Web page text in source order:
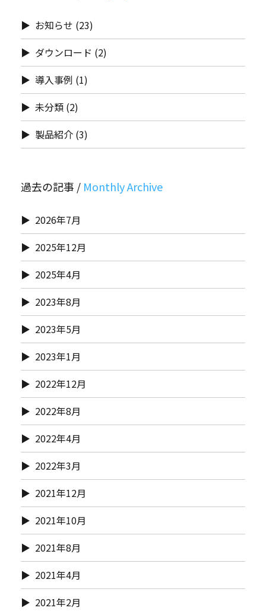
お知らせ (23)
ダウンロード (2)
導入事例 (1)
未分類 (2)
製品紹介 (3)
過去の記事 /
2026年7月
2025年12月
2025年4月
2023年8月
2023年5月
2023年1月
2022年12月
2022年8月
2022年4月
2022年3月
2021年12月
2021年10月
2021年8月
2021年4月
2021年2月